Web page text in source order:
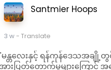
တွက် ဝက်သားမပါတဲ့သန့်ရှင်း
ေ့တယ်။ ယွမ်၁၅လောက်နဲ့ အမဲသ
ယ်။ မြန်မာပြည်လို ပိုက်ဆံအိတ်ထဲ
ရာအမှန်တကယ်မလိုတော့ဘူး။
လုပ်လုပ်နေစဉ် တရုတ်လုပ်ဖော်တွေ
အထင်ကြီးစေခဲ့တာက အဆင်ပြ
ဆောက်အအုံတွေပါ။ ချောမွေ့ပြီ
ျယ်ပြန့်တဲ့ သယ်ယူပို့ဆောင်ရေးကွ
ချိန်ကိုက်နဲ့ ထိရောက်တဲ့ မြန်နှုန်းမ
မျိုးမျိုးကြား အလွယ်တကူ ခရီ
သိသိသာသာ မြှင့်တင်ပေးပါတ
Santmier Hoops
3 w- Translate
မန္တလေးနှင့် ရန်ကုန်ဒေသအချို့
ားပြတ်တောက်မှုများကြောင့် အ